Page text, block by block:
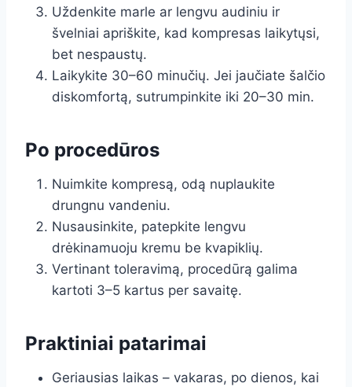
Uždenkite marle ar lengvu audiniu ir
švelniai apriškite, kad kompresas laikytųsi,
bet nespaustų.
Laikykite 30–60 minučių. Jei jaučiate šalčio
diskomfortą, sutrumpinkite iki 20–30 min.
Po procedūros
Nuimkite kompresą, odą nuplaukite
drungnu vandeniu.
Nusausinkite, patepkite lengvu
drėkinamuoju kremu be kvapiklių.
Vertinant toleravimą, procedūrą galima
kartoti 3–5 kartus per savaitę.
Praktiniai patarimai
Geriausias laikas – vakaras, po dienos, kai